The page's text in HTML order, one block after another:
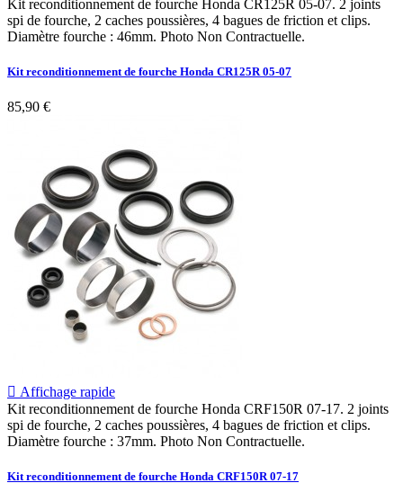
Kit reconditionnement de fourche Honda CR125R 05-07. 2 joints
spi de fourche, 2 caches poussières, 4 bagues de friction et clips.
Diamètre fourche : 46mm. Photo Non Contractuelle.
Kit reconditionnement de fourche Honda CR125R 05-07
85,90 €
 Affichage rapide
Kit reconditionnement de fourche Honda CRF150R 07-17. 2 joints
spi de fourche, 2 caches poussières, 4 bagues de friction et clips.
Diamètre fourche : 37mm. Photo Non Contractuelle.
Kit reconditionnement de fourche Honda CRF150R 07-17